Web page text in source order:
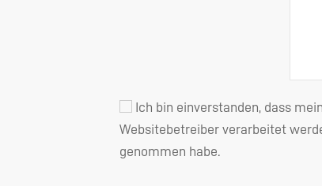
Ich bin einverstanden, dass
Websitebetreiber verarbeitet
genommen habe.